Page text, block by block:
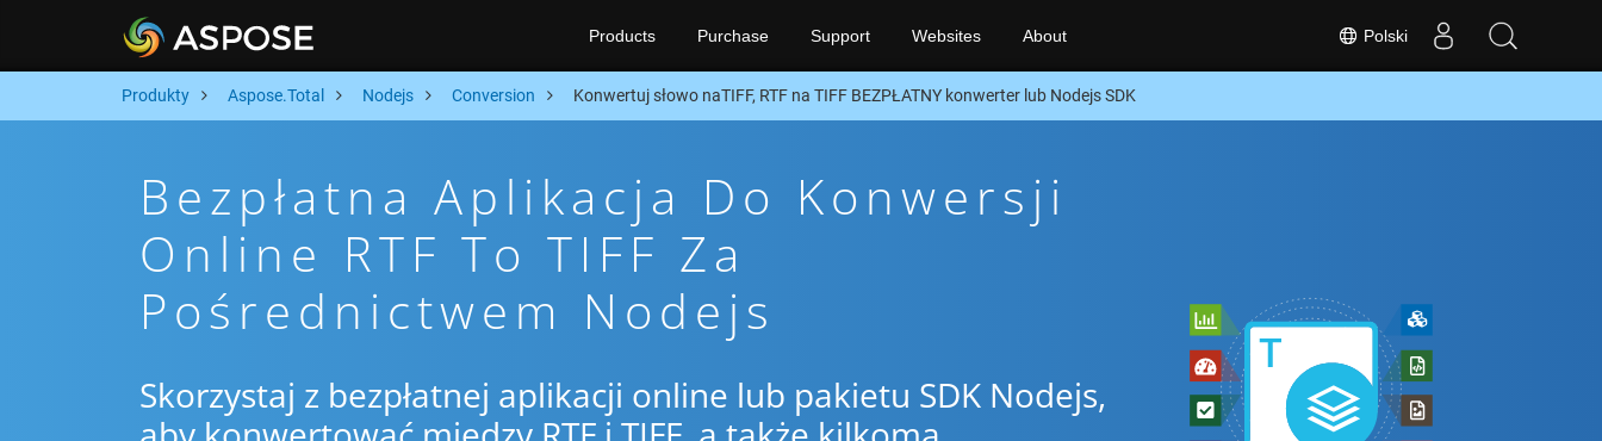
Polski
Products Purchase Support Websites About
Produkty Aspose.Total Nodejs Conversion Konwertuj słowo naTIFF, RTF na TIFF BEZPŁATNY konwerter lub Nodejs SDK
Bezpłatna Aplikacja Do Konwersji
Online RTF To TIFF Za
Pośrednictwem Nodejs
Skorzystaj z bezpłatnej aplikacji online lub pakietu SDK Nodejs,